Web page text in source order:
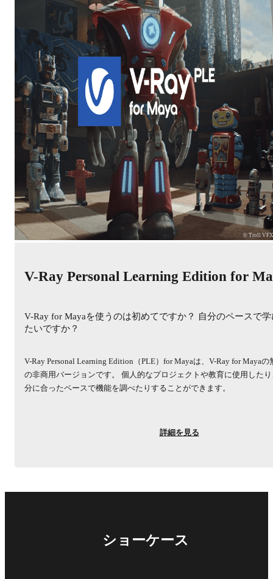
© Troll
V-Ray Personal Learning Edition for
V-Ray for Mayaを使うのは初めてですか？ 自分のペースで学
たいですか？
V-Ray Personal Learning Edition（PLE）for Mayaは、V-Ray for Mayaの
の非商用バージョンです。 個人的なプロジェクトや教育に使用した
分に合ったペースで機能を調べたりすることができます。
詳細を見る
ショーケース